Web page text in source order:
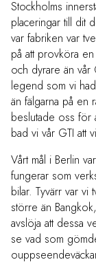
Stockholms
placeringar till dit
var fabriken var
på att provköra en
och dyrare än
legend som vi
än fälgarna på en
beslutade oss för
bad vi vår GTI att
Vårt mål i Berlin
fungerar som
bilar. Tyvärr var vi
större än
avslöja att dessa
se vad som